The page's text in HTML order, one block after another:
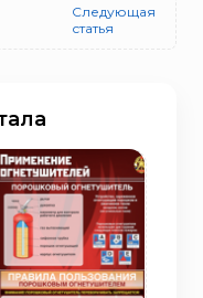
Следующая
статья